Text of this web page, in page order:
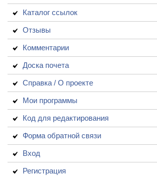
Каталог ссылок
Отзывы
Комментарии
Доска почета
Справка / О проекте
Мои программы
Код для редактирования
Форма обратной связи
Вход
Регистрация